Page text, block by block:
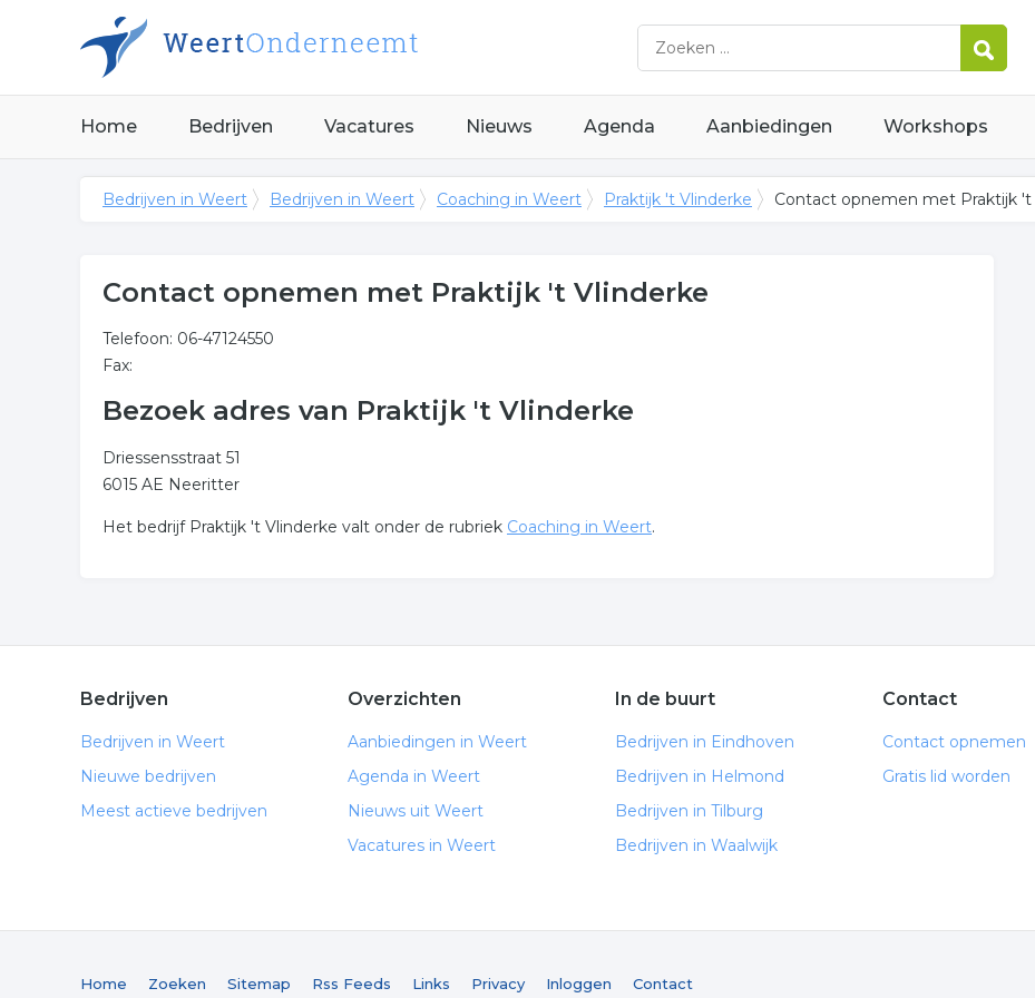
Home Bedrijven Vacatures Nieuws Agenda Aanbiedingen Workshops
Bedrijven in Weert Bedrijven in Weert Coaching in Weert Praktijk 't Vlinderke Contact opnemen met Praktijk 't
Contact opnemen met Praktijk 't Vlinderke
Telefoon: 06-47124550
Fax:
Bezoek adres van Praktijk 't Vlinderke
Driessensstraat 51
6015 AE Neeritter
Het bedrijf Praktijk 't Vlinderke valt onder de rubriek Coaching in Weert.
Bedrijven
Bedrijven in Weert
Nieuwe bedrijven
Meest actieve bedrijven
Overzichten
Aanbiedingen in Weert
Agenda in Weert
Nieuws uit Weert
Vacatures in Weert
In de buurt
Bedrijven in Eindhoven
Bedrijven in Helmond
Bedrijven in Tilburg
Bedrijven in Waalwijk
Contact
Contact opnemen
Gratis lid worden
Home Zoeken Sitemap Rss Feeds Links Privacy Inloggen Contact